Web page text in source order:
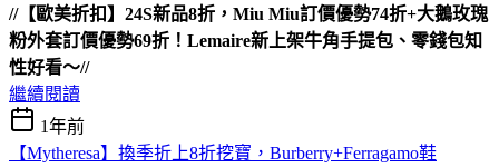
//【歐美折扣】24S新品8折，Miu Miu訂價優勢74折+大鵝玫瑰
粉外套訂價優勢69折！Lemaire新上架牛角手提包、零錢包知
性好看～//
繼續閱讀
1年前
【Mytheresa】換季折上8折挖寶，Burberry+Ferragamo鞋